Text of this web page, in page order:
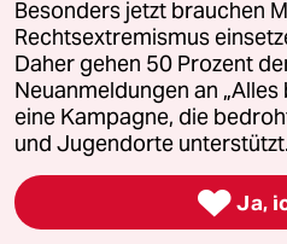
Feedback Redaktionsstatut
Leitlinie Informant
Seitenwende Einwilligungen
Besonders jetzt brauchen
Rechtsextremismus
Daher gehen 50 Prozent
Neuanmeldungen an
eine Kampagne, die
und Jugendorte
 Ja,